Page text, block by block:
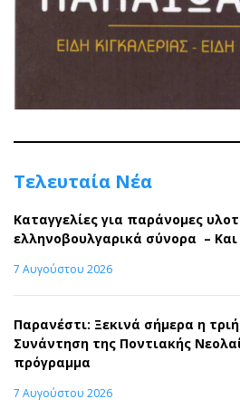
Τελευταία Νέα
Καταγγελίες για παράνομες
ελληνοβουλγαρικά σύνορα –
7 Αυγούστου 2026
Παρανέστι: Ξεκινά σήμερα η
Συνάντηση της Ποντιακής
πρόγραμμα
7 Αυγούστου 2026